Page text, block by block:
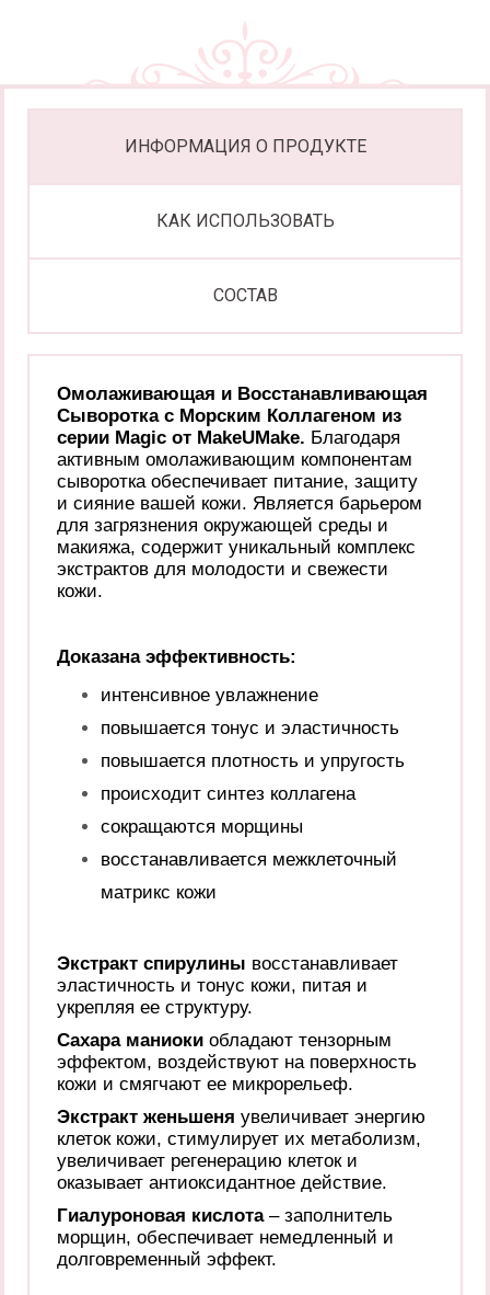
ИНФОРМАЦИЯ О ПРОДУКТЕ
КАК ИСПОЛЬЗОВАТЬ
СОСТАВ
Омолаживающая и Восстанавливающая
Сыворотка с Морским Коллагеном из
серии Magic от MakeUMake. Благодаря
активным омолаживающим компонентам
сыворотка обеспечивает питание, защиту
и сияние вашей кожи. Является барьером
для загрязнения окружающей среды и
макияжа, содержит уникальный комплекс
экстрактов для молодости и свежести
кожи.
Доказана эффективность:
интенсивное увлажнение
повышается тонус и эластичность
повышается плотность и упругость
происходит синтез коллагена
сокращаются морщины
восстанавливается межклеточный
матрикс кожи
Экстракт спирулины восстанавливает
эластичность и тонус кожи, питая и
укрепляя ее структуру.
Сахара маниоки обладают тензорным
эффектом, воздействуют на поверхность
кожи и смягчают ее микрорельеф.
Экстракт женьшеня увеличивает энергию
клеток кожи, стимулирует их метаболизм,
увеличивает регенерацию клеток и
оказывает антиоксидантное действие.
Гиалуроновая кислота– заполнитель
морщин, обеспечивает немедленный и
долговременный эффект.